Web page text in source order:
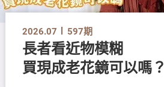
2026.07 597期
長者看近物模糊
買現成老花鏡可以嗎？